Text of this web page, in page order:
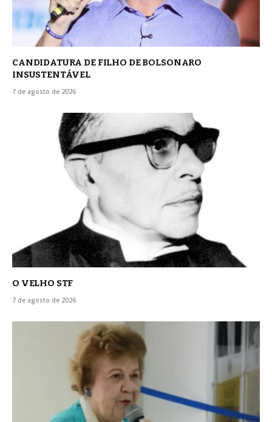
CANDIDATURA DE FILHO DE BOLSONARO
INSUSTENTÁVEL
7 de agosto de 2026
O VELHO STF
7 de agosto de 2026